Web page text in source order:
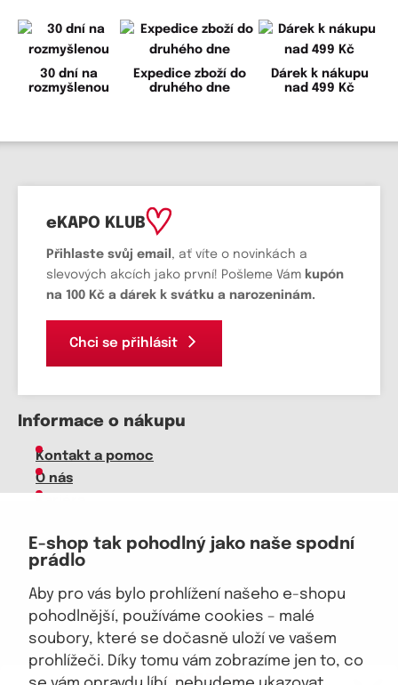
E-shop tak pohodlný jako naše spodní
prádlo
Aby pro vás bylo prohlížení našeho e-shopu
pohodlnější, používáme cookies – malé
soubory, které se dočasně uloží ve vašem
prohlížeči. Díky tomu vám zobrazíme jen to, co
30 dní na
rozmyšlenou
Expedice zboží do
druhého dne
Dárek k nákupu
nad 499 Kč
eKAPO KLUB
Přihlaste svůj email , ať víte o novinkách a
slevových akcích jako první! Pošleme Vám kupón
na 100 Kč a dárek k svátku a narozeninám.
Chci se přihlásit
Informace o nákupu
Kontakt a pomoc
O nás
Velkoobchod
Vrácení zboží, reklamace
Obchodní podmínky
Průvodce spokojené ženy
Staňte se naším fanouškem
eKAPO KLUB